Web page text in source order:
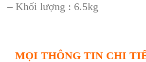
– Khối lượng : 6.5kg
MỌI THÔNG TIN CHI